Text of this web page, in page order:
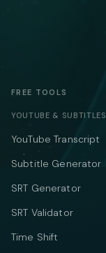
FREE TOOLS
YOUTUBE & SUBTITLES
YouTube Transcript
Subtitle Generator
SRT Generator
SRT Validator
Time Shift